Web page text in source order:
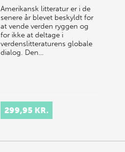
Amerikansk litteratur er i de
senere år blevet beskyldt for
at vende verden ryggen og
for ikke at deltage i
verdenslitteraturens globale
dialog. Den…
299,95 KR.